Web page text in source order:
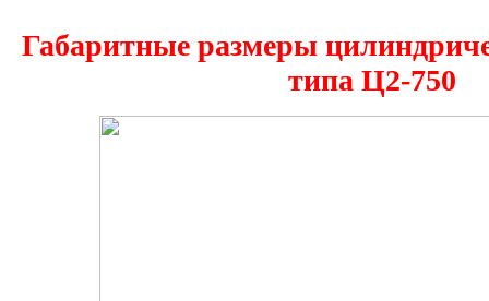
Габаритные размеры
типа Ц2-750